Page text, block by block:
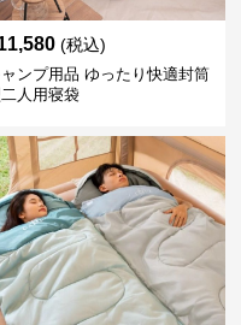
(税込)
ンプ用品 ゆったり快適封筒
人用寝袋